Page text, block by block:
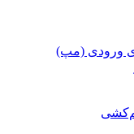
ورودی (مپ)